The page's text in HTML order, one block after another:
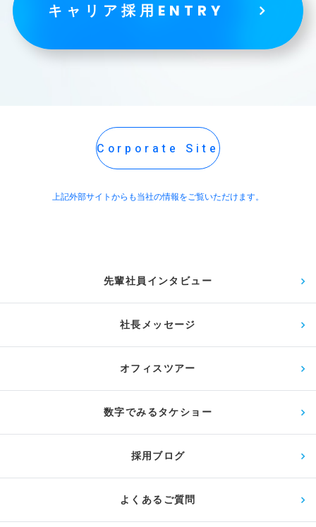
キャリア採用ENTRY
Corporate Site
上記外部サイトからも当社の情報をご覧いただけます。
先輩社員インタビュー
社長メッセージ
オフィスツアー
数字でみるタケショー
採用ブログ
よくあるご質問